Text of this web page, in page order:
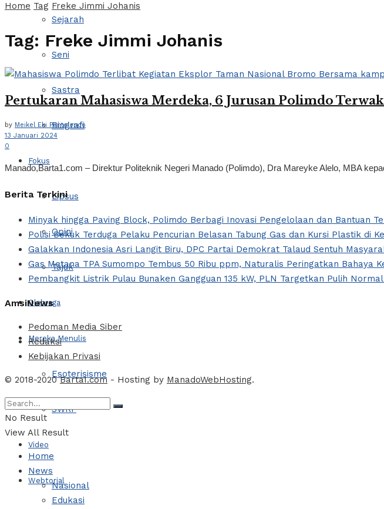
Sejarah
Seni
Sastra
Biografi
Fokus
Lipsus
Opini
Tajuk
Olahraga
Mereka Menulis
Esoterisisme
SWRF
Video
Webtorial
Home Tag Freke Jimmi Johanis
Tag: Freke Jimmi Johanis
Pertukaran Mahasiswa Merdeka, 6 Jurusan Polimdo
by Meikel Eki Pontolondo
13 Januari 2024
0
Manado,Barta1.com – Direktur Politeknik Negeri Manado (Polimdo), Dra Mareyke Alelo, MBA
Berita Terkini
Minyak hingga Paving Block, Polimdo Berbagi Inovasi Pengelolaan dan Bantuan
Polisi Bekuk Terduga Pelaku Pencurian Belasan Tabung Gas dan Kursi Plastik di
Galakkan Indonesia Asri Langit Biru, DPC Partai Demokrat Talaud Sentuh
Gas Metana TPA Sumompo Tembus 50 Ribu ppm, Naturalis Peringatkan Bahaya
Pembangkit Listrik Pulau Bunaken Gangguan 135 kW, PLN Targetkan Pulih
AmsiNews
Pedoman Media Siber
Redaksi
Kebijakan Privasi
© 2018-2020Barta1.com - Hosting by ManadoWebHosting.
No Result
View All Result
Home
News
Nasional
Edukasi